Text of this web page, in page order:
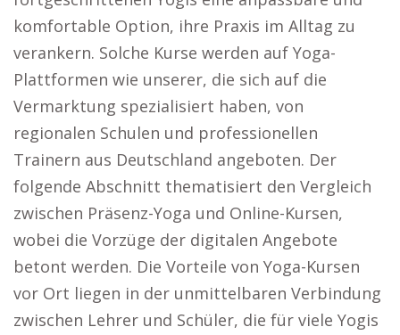
komfortable Option, ihre Praxis im Alltag zu
verankern. Solche Kurse werden auf Yoga-
Plattformen wie unserer, die sich auf die
Vermarktung spezialisiert haben, von
regionalen Schulen und professionellen
Trainern aus Deutschland angeboten. Der
folgende Abschnitt thematisiert den Vergleich
zwischen Präsenz-Yoga und Online-Kursen,
wobei die Vorzüge der digitalen Angebote
betont werden. Die Vorteile von Yoga-Kursen
vor Ort liegen in der unmittelbaren Verbindung
zwischen Lehrer und Schüler, die für viele Yogis